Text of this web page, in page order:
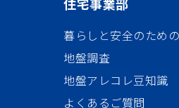
住宅事業部
暮らしと安全のため
地盤調査
地盤アレコレ豆知識
よくあるご質問